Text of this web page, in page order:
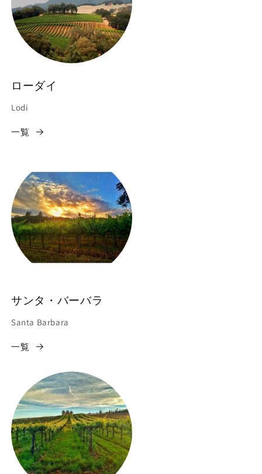
ローダイ
Lodi
一覧
サンタ・バーバラ
Santa Barbara
一覧